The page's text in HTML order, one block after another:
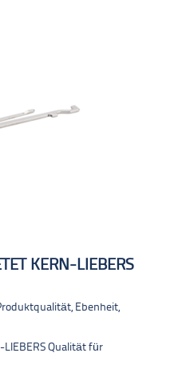
KERN-LIEBERS
Ebenheit,
Qualität für